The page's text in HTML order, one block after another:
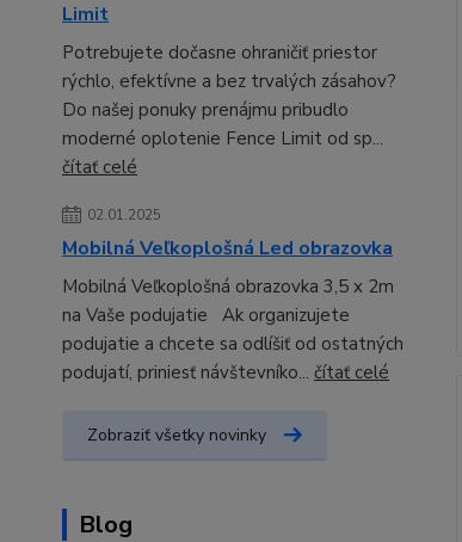
Limit
Potrebujete dočasne ohraničiť priestor
rýchlo, efektívne a bez trvalých zásahov?
Do našej ponuky prenájmu pribudlo
moderné oplotenie Fence Limit od sp...
čítať celé
02.01.2025
Mobilná Veľkoplošná Led obrazovka
Mobilná Veľkoplošná obrazovka 3,5 x 2m
na Vaše podujatie Ak organizujete
podujatie a chcete sa odlíšiť od ostatných
podujatí, priniesť návštevníko... čítať celé
Zobraziť všetky novinky
Blog